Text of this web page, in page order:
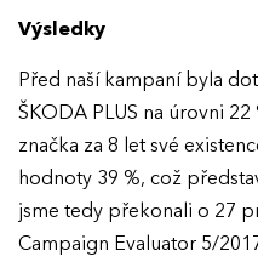
Ročník
Ročník
Výsledky
Před naší kampaní byla
ŠKODA PLUS na úrovni
značka za 8 let své
hodnoty 39 %, což
jsme tedy překonali o 27
Campaign Evaluator 5/